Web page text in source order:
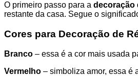
O primeiro passo para a decoração
restante da casa. Segue o
Cores para Decoração de
Branco – essa é a cor mais usada
Vermelho – simboliza amor, essa é